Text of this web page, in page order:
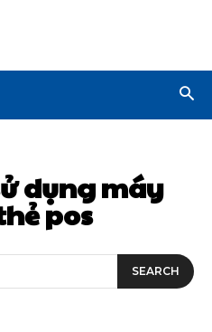
dụng máy
pos
SEARCH